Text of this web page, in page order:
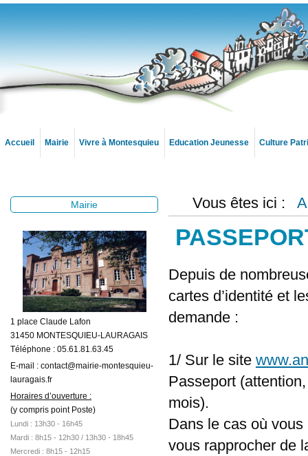
Accueil Mairie Vivre à Montesquieu Education Jeunesse Culture
Mairie
1 place Claude Lafon
31450 MONTESQUIEU-LAURAGAIS
Téléphone : 05.61.81.63.45
E-mail : contact@mairie-montesquieu-
lauragais.fr
Horaires d’ouverture :
(y compris point Poste)
Lundi : 13h30 - 16h45
Mardi : 8h15 - 12h30 / 13h30 - 18h45
Mercredi : 8h15 - 12h15
Vous êtes ici :
Depuis de
cartes d’identité et
demande :
1/ Sur le site
Passeport
mois).
Dans le cas où
vous rapprocher de